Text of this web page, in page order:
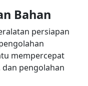
Bahan
persiapan
mempercepat
pengolahan